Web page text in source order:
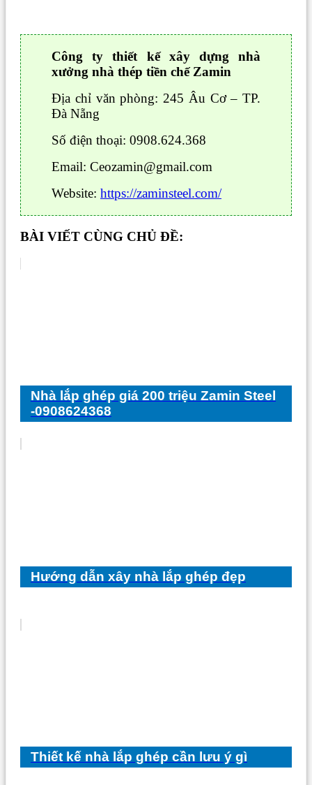
Công ty thiết kế xây dựng nhà
xưởng nhà thép tiền chế Zamin
Địa chỉ văn phòng: 245 Âu Cơ – TP.
Đà Nẵng
Số điện thoại: 0908.624.368
Email: Ceozamin@gmail.com
Website: https://zaminsteel.com/
BÀI VIẾT CÙNG CHỦ ĐỀ:
Nhà lắp ghép giá 200 triệu Zamin Steel
-0908624368
Hướng dẫn xây nhà lắp ghép đẹp
Thiết kế nhà lắp ghép cần lưu ý gì